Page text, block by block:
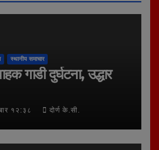
स्थानीय समाचार
गाडी दुर्घटना, उद्धार
१२:३८ दोर्ण के.सी.